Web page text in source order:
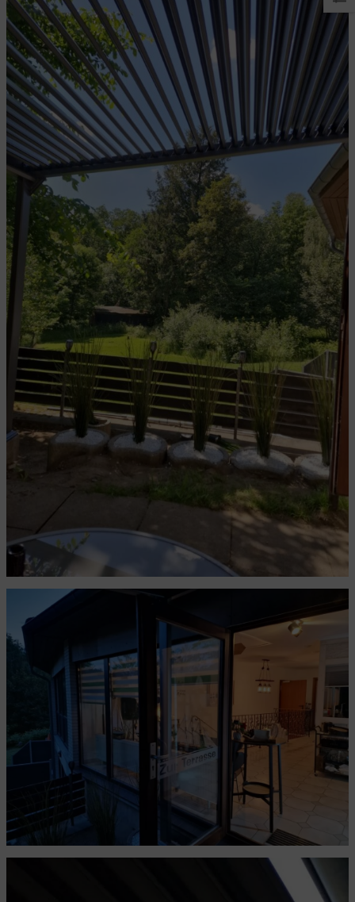
Perforierte Altbaudecke
Der Notschalter in Not
Auf der Suche nach Strom...
Auf der Suche nach Strom
Da ist es nun - das Samsung Wunderding
Vor knapp 3 Jahren fehlte das Dach